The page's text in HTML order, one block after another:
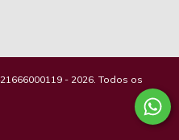
- 2026. Todos os